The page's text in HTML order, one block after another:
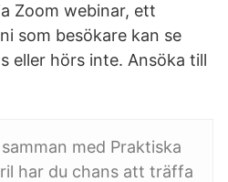
Zoom webinar, ett
som besökare kan se
eller hörs inte. Ansöka till
med Praktiska
har du chans att träffa